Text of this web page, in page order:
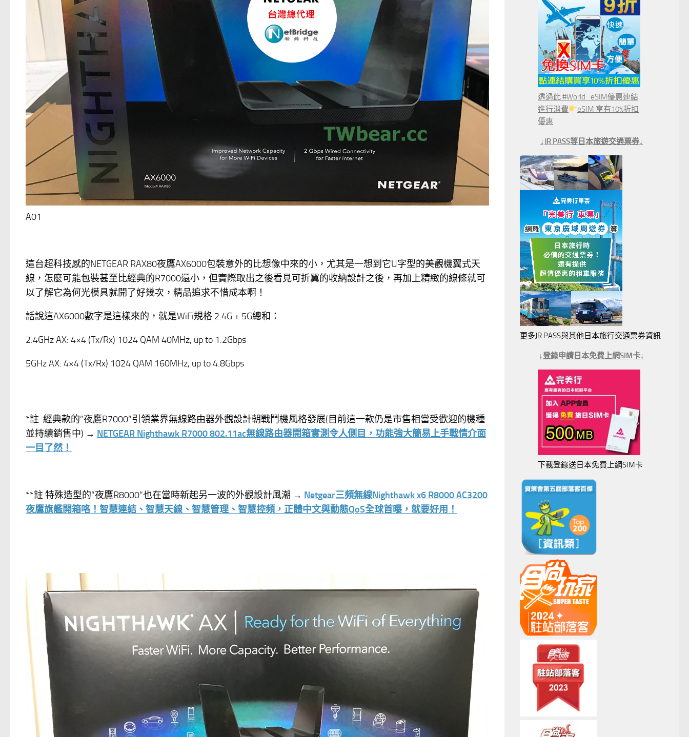
A01
這台超科技感的NETGEAR RAX80夜鷹AX6000包裝意外的比想像中來的小，尤其是一想到它U字型的美觀機翼式天
線，怎麼可能包裝甚至比經典的R7000還小，但實際取出之後看見可折翼的收納設計之後，再加上精緻的線條就可
以了解它為何光模具就開了好幾次，精品追求不惜成本啊！
話說這AX6000數字是這樣來的，就是WiFi規格 2.4G + 5G總和：
2.4GHz AX: 4×4 (Tx/Rx) 1024 QAM 40MHz, up to 1.2Gbps
5GHz AX: 4×4 (Tx/Rx) 1024 QAM 160MHz, up to 4.8Gbps
*註 經典款的”夜鷹R7000”引領業界無線路由器外觀設計朝戰鬥機風格發展(目前這一款仍是市售相當受歡迎的機種
並持續銷售中) → NETGEAR Nighthawk R7000 802.11ac無線路由器開箱實測令人側目，功能強大簡易上手戰情介面
一目了然！
**註 特殊造型的”夜鷹R8000”也在當時新起另一波的外觀設計風潮 → Netgear三頻無線Nighthawk x6 R8000 AC3200
夜鷹旗艦開箱咯！智慧連結、智慧天線、智慧管理、智慧控頻，正體中文與動態QoS全球首曝，就要好用！
透過此 #World_eSIM優惠連結
進行消費
eSIM 享有10%折扣
優惠
↓JR PASS等日本旅遊交通票券↓
更多JR PASS與其他日本旅行交通票券資訊
↓登錄申請日本免費上網SIM卡↓
下載登錄送日本免費上網SIM卡